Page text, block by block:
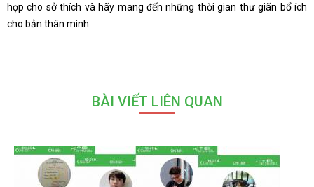
hợp cho sở thích và hãy mang đến những thời gian thư giãn bổ ích
cho bản thân mình.
BÀI VIẾT LIÊN QUAN